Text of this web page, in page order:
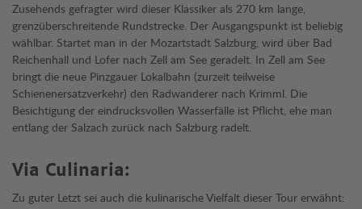
Zusehends gefragter wird dieser Klassiker als 270 km lange,
grenzüberschreitende Rundstrecke. Der Ausgangspunkt ist beliebig
wählbar. Startet man in der Mozartstadt Salzburg, wird über Bad
Reichenhall und Lofer nach Zell am See geradelt. In Zell am See
bringt die neue Pinzgauer Lokalbahn (zurzeit teilweise
Schienenersatzverkehr) den Radwanderer nach Krimml. Die
Besichtigung der eindrucksvollen Wasserfälle ist Pflicht, ehe man
entlang der Salzach zurück nach Salzburg radelt.
Via Culinaria:
Zu guter Letzt sei auch die kulinarische Vielfalt dieser Tour erwähnt: